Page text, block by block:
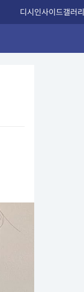
디시인사이드갤러리